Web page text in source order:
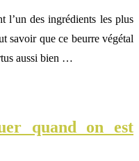
l’un des ingrédients les plus
savoir que ce beurre végétal
aussi bien …
quand on est